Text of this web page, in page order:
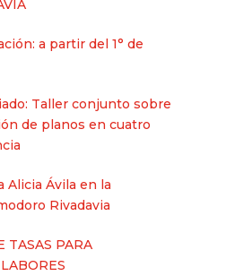
a partir del 1° de
Taller conjunto sobre
de planos en cuatro
Alicia Ávila en la
Rivadavia
TASAS PARA